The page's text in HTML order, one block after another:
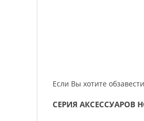
Если Вы хотите
СЕРИЯ АКСЕССУАРОВ